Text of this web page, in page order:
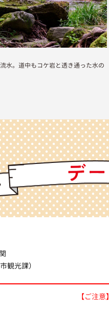
水。道中もコケ岩と透き通った水の
観光課）
【ご注意】